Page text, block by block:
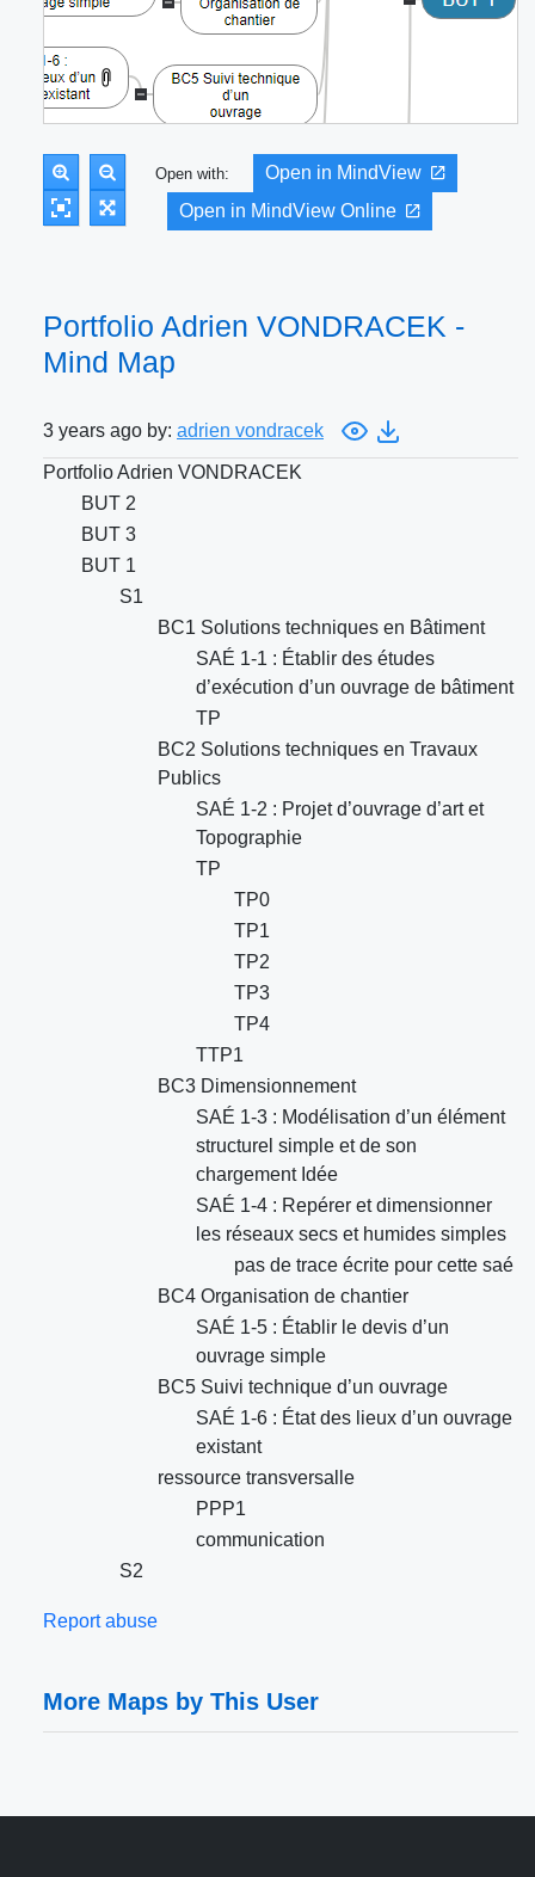
Open with:
Open in MindView
Open in MindView Online
Portfolio Adrien VONDRACEK -
Mind Map
3 years ago by: adrien vondracek
Portfolio Adrien VONDRACEK
BUT 2
BUT 3
BUT 1
S1
BC1 Solutions techniques en Bâtiment
SAÉ 1-1 : Établir des études
d’exécution d’un ouvrage de bâtiment
TP
BC2 Solutions techniques en Travaux
Publics
SAÉ 1-2 : Projet d’ouvrage d’art et
Topographie
TP
TP0
TP1
TP2
TP3
TP4
TTP1
BC3 Dimensionnement
SAÉ 1-3 : Modélisation d’un élément
structurel simple et de son
chargement Idée
SAÉ 1-4 : Repérer et dimensionner
les réseaux secs et humides simples
pas de trace écrite pour cette saé
BC4 Organisation de chantier
SAÉ 1-5 : Établir le devis d’un
ouvrage simple
BC5 Suivi technique d’un ouvrage
SAÉ 1-6 : État des lieux d’un ouvrage
existant
ressource transversalle
PPP1
communication
S2
Report abuse
More Maps by This User